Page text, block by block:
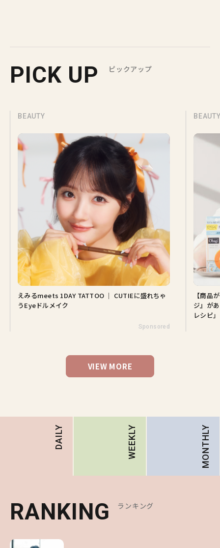
PICK UP ピックアップ
に盛れちゃ
【商品が当たる♡】この肌でいられるのは『オバ
ジ』があるから。山田涼介さんと選ぶ「Myオバジ
VIEW MORE
DAILY WEEKLY MONTHLY
RANKING ランキング
RANKING ランキング
RANKING ランキング